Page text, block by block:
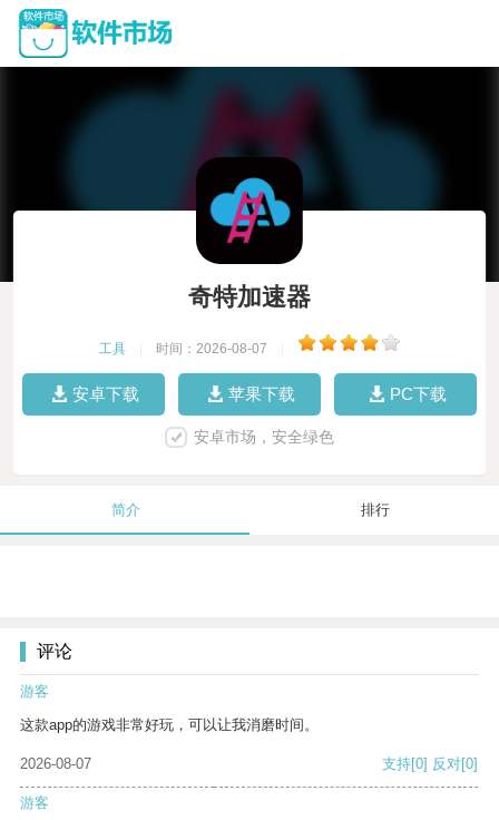
奇特加速器
工具 时间：2026-08-07
安卓下载 苹果下载 PC下载
安卓市场，安全绿色
简介 排行
评论
游客
这款app的游戏非常好玩，可以让我消磨时间。
2026-08-07 支持[0] 反对[0]
游客